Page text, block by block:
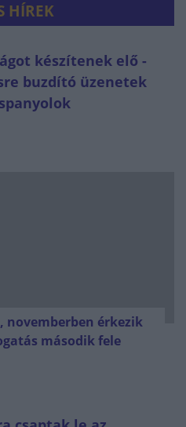
HÍREK
készítenek elő -
buzdító üzenetek
érkezik
második fele